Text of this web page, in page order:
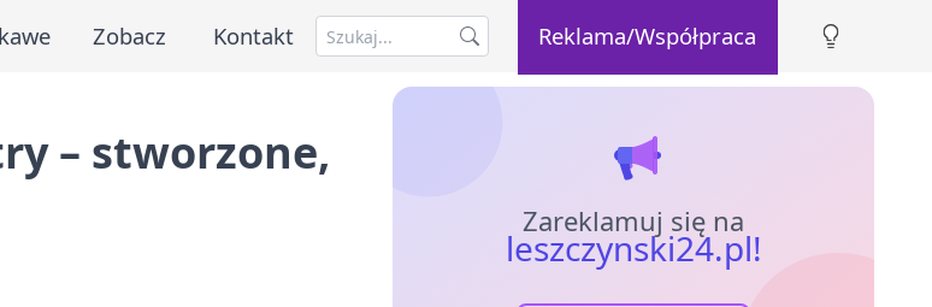
Zobacz Kontakt Reklama/Współpraca
– stworzone,
Zareklamuj się na
leszczynski24.pl!